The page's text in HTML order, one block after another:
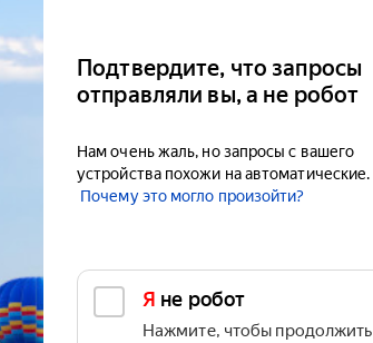
Подтвердите, что запросы
отправляли вы, а не робот
Нам очень жаль, но запросы с вашего
устройства похожи на автоматические.
Почему это могло произойти?
Я не робот
Нажмите, чтобы продолжить